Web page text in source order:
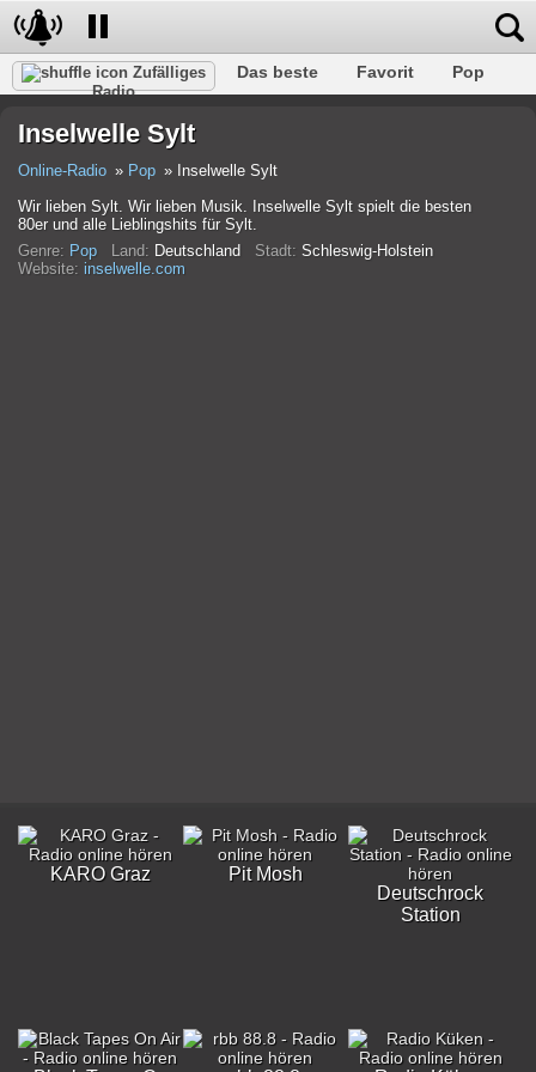
Zufälliges
Radio
Das beste Favorit
Pop
Rap
Trans Falk
Inselwelle Sylt
Online-Radio Pop
Inselwelle Sylt
Wir lieben Sylt. Wir lieben Musik. Inselwelle Sylt spielt die besten
80er und alle Lieblingshits für Sylt.
Genre: Pop Land: Deutschland Stadt: Schleswig-Holstein
Website: inselwelle.com
KARO Graz
Pit Mosh
Deutschrock
Station